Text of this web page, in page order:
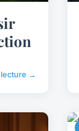
lecture →